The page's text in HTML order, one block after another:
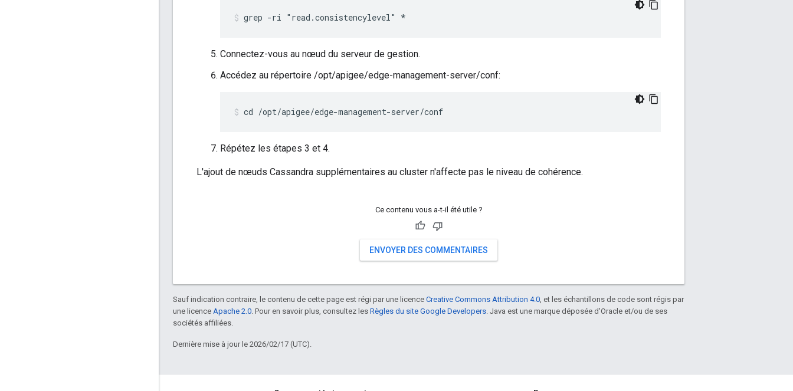
grep -ri "read.consistencylevel" *
Connectez-vous au nœud du serveur de gestion.
Accédez au répertoire /opt/apigee/edge-management-server/conf:
cd /opt/apigee/edge-management-server/conf
Répétez les étapes 3 et 4.
L'ajout de nœuds Cassandra supplémentaires au cluster n'affecte pas le niveau de cohérence.
Ce contenu vous a-t-il été utile ?
ENVOYER DES COMMENTAIRES
Sauf indication contraire, le contenu de cette page est régi par une licence Creative Commons Attribution 4.0, et les échantillons de code sont régis par
une licence Apache 2.0. Pour en savoir plus, consultez les Règles du site Google Developers. Java est une marque déposée d'Oracle et/ou de ses
sociétés affiliées.
Dernière mise à jour le 2026/02/17 (UTC).